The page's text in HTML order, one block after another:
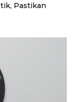
Pastikan